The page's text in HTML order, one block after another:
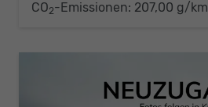
CO2-Emissionen: 207,00 g/km